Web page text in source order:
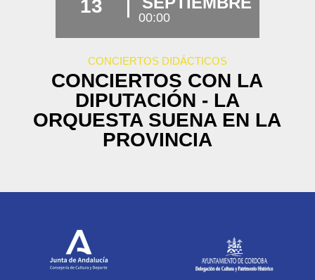
13
00:00
CONCIERTOS DIDÁCTICOS
CONCIERTOS CON LA
DIPUTACIÓN - LA
ORQUESTA SUENA EN LA
PROVINCIA